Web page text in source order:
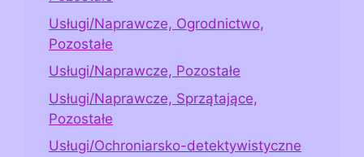
Usługi/Naprawcze, Ogrodnictwo,
Pozostałe
Usługi/Naprawcze, Pozostałe
Usługi/Naprawcze, Sprzątające,
Pozostałe
Usługi/Ochroniarsko-detektywistyczne